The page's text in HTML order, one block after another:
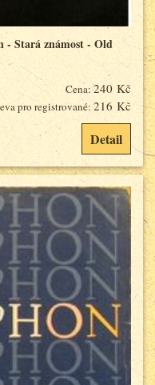
Stará známost - Old
Cena:240 Kč
pro registrované: 216 Kč
Detail